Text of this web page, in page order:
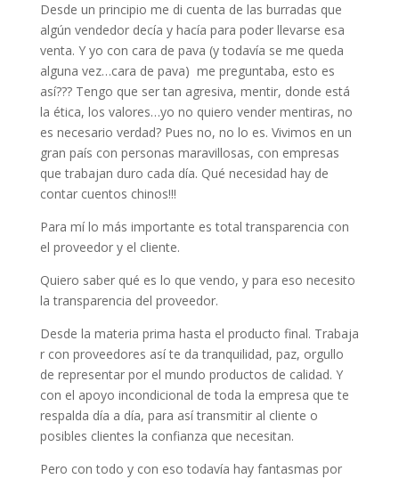
Desde un principio me di cuenta de las burradas que
algún vendedor decía y hacía para poder llevarse esa
venta. Y yo con cara de pava (y todavía se me queda
alguna vez…cara de pava) me preguntaba, esto es
así??? Tengo que ser tan agresiva, mentir, donde está
la ética, los valores…yo no quiero vender mentiras, no
es necesario verdad? Pues no, no lo es. Vivimos en un
gran país con personas maravillosas, con empresas
que trabajan duro cada día. Qué necesidad hay de
contar cuentos chinos!!!
Para mí lo más importante es total transparencia con
el proveedor y el cliente.
Quiero saber qué es lo que vendo, y para eso necesito
la transparencia del proveedor.
Desde la materia prima hasta el producto final. Trabaja
r con proveedores así te da tranquilidad, paz, orgullo
de representar por el mundo productos de calidad. Y
con el apoyo incondicional de toda la empresa que te
respalda día a día, para así transmitir al cliente o
posibles clientes la confianza que necesitan.
Pero con todo y con eso todavía hay fantasmas por